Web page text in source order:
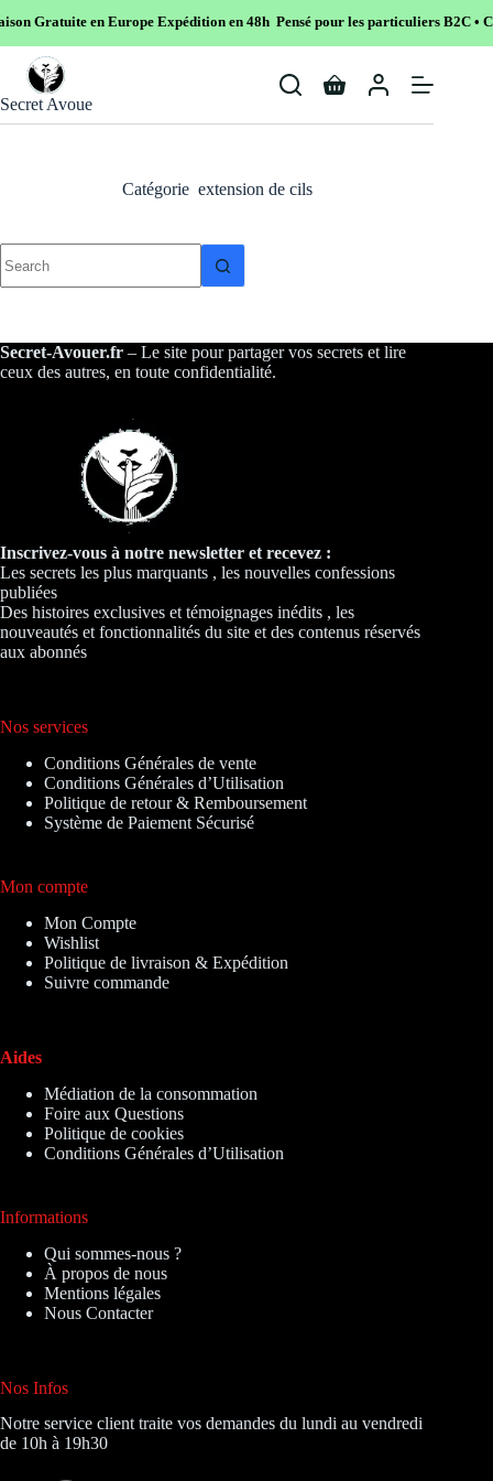
Gratuite en EuropeExpédition en 48h Pensé pour les particuliers B2C •
content
Secret Avoue
Shopping
Catégorie extension de cils
results
Secret-Avouer.fr – Le site pour partager vos secrets et lire
ceux des autres, en toute confidentialité.
Inscrivez-vous à notre newsletter et recevez :
Les secrets les plus marquants , les nouvelles confessions
publiées
Des histoires exclusives et témoignages inédits , les
nouveautés et fonctionnalités du site et des contenus réservés
aux abonnés
Nos services
Conditions Générales de vente
Conditions Générales d’Utilisation
Politique de retour & Remboursement
Système de Paiement Sécurisé
Mon compte
Mon Compte
Wishlist
Politique de livraison & Expédition
Suivre commande
Aides
Médiation de la consommation
Foire aux Questions
Politique de cookies
Conditions Générales d’Utilisation
Informations
Qui sommes-nous ?
À propos de nous
Mentions légales
Nous Contacter
Nos Infos
Notre service client traite vos demandes du lundi au vendredi
de 10h à 19h30